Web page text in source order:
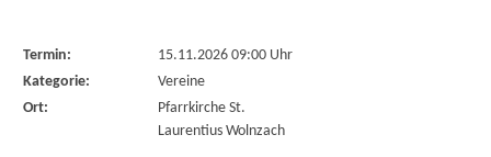
Termin:
15.11.2026 09:00 Uhr
Kategorie:
Vereine
Ort:
Pfarrkirche St.
Laurentius Wolnzach